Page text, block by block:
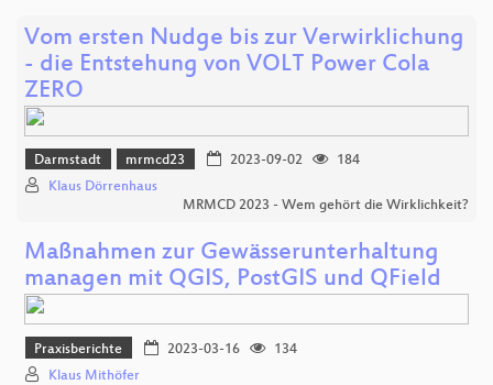
Vom ersten Nudge bis zur Verwirklichung
- die Entstehung von VOLT Power Cola
ZERO
Darmstadt mrmcd23 2023-09-02
184
Klaus Dörrenhaus
MRMCD 2023 - Wem gehört die Wirklichkeit?
Maßnahmen zur Gewässerunterhaltung
managen mit QGIS, PostGIS und QField
Praxisberichte 2023-03-16
134
Klaus Mithöfer